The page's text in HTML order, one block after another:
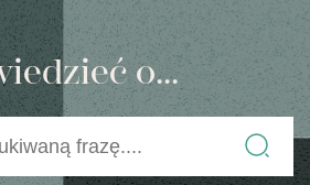
o...